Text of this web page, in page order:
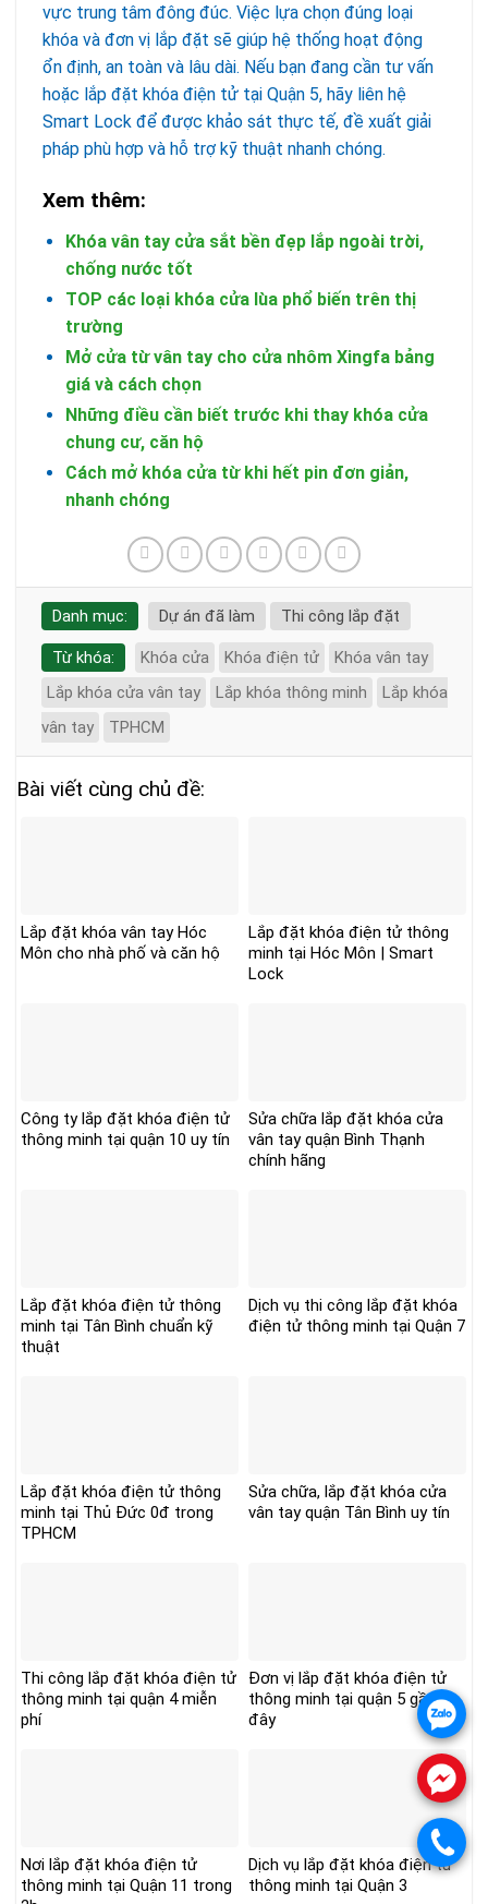
vực trung tâm đông đúc. Việc lựa chọn đúng loại
khóa và đơn vị lắp đặt sẽ giúp hệ thống hoạt động
ổn định, an toàn và lâu dài. Nếu bạn đang cần tư vấn
hoặc lắp đặt khóa điện tử tại Quận 5, hãy liên hệ
Smart Lock để được khảo sát thực tế, đề xuất giải
pháp phù hợp và hỗ trợ kỹ thuật nhanh chóng.
Xem thêm:
Khóa vân tay cửa sắt bền đẹp lắp ngoài trời,
chống nước tốt
TOP các loại khóa cửa lùa phổ biến trên thị
trường
Mở cửa từ vân tay cho cửa nhôm Xingfa bảng
giá và cách chọn
Những điều cần biết trước khi thay khóa cửa
chung cư, căn hộ
Cách mở khóa cửa từ khi hết pin đơn giản,
nhanh chóng
Danh mục: Dự án đã làm Thi công lắp đặt
Từ khóa: Khóa cửa Khóa điện tử
Khóa vân tay
Lắp khóa cửa vân tay
Lắp khóa thông minh
Lắp khóa
vân tay
TPHCM
Bài viết cùng chủ đề:
Lắp đặt khóa vân tay Hóc
Môn cho nhà phố và căn hộ
Lắp đặt khóa điện tử thông
minh tại Hóc Môn | Smart
Lock
Công ty lắp đặt khóa điện tử
thông minh tại quận 10 uy tín
Sửa chữa lắp đặt khóa cửa
vân tay quận Bình Thạnh
chính hãng
Lắp đặt khóa điện tử thông
minh tại Tân Bình chuẩn kỹ
thuật
Dịch vụ thi công lắp đặt khóa
điện tử thông minh tại Quận 7
Lắp đặt khóa điện tử thông
minh tại Thủ Đức 0đ trong
TPHCM
Sửa chữa, lắp đặt khóa cửa
vân tay quận Tân Bình uy tín
Thi công lắp đặt khóa điện tử
thông minh tại quận 4 miễn
phí
Đơn vị lắp đặt khóa điện tử
thông minh tại quận 5 gần
đây
Nơi lắp đặt khóa điện tử
thông minh tại Quận 11 trong
Dịch vụ lắp đặt khóa điện tử
thông minh tại Quận 3
.
.
.